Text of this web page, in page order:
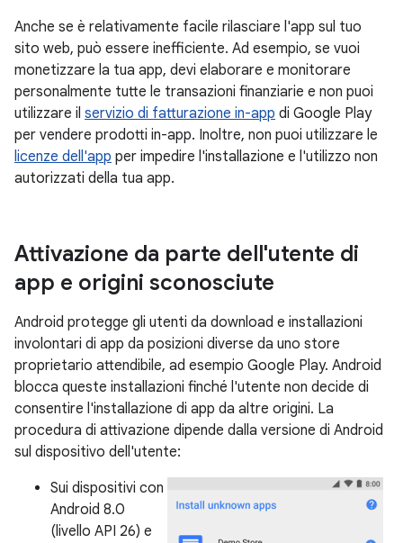
Anche se è relativamente facile rilasciare l'app sul tuo
sito web, può essere inefficiente. Ad esempio, se vuoi
monetizzare la tua app, devi elaborare e monitorare
personalmente tutte le transazioni finanziarie e non puoi
utilizzare il servizio di fatturazione in-app di Google Play
per vendere prodotti in-app. Inoltre, non puoi utilizzare le
licenze dell'app per impedire l'installazione e l'utilizzo non
autorizzati della tua app.
Attivazione da parte dell'utente di
app e origini sconosciute
Android protegge gli utenti da download e installazioni
involontari di app da posizioni diverse da uno store
proprietario attendibile, ad esempio Google Play. Android
blocca queste installazioni finché l'utente non decide di
consentire l'installazione di app da altre origini. La
procedura di attivazione dipende dalla versione di Android
sul dispositivo dell'utente:
Sui dispositivi con
Android 8.0
(livello API 26) e